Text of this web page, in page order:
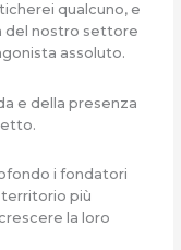
qualcuno, e
del nostro settore
assoluto.
e della presenza
i fondatori
territorio più
la loro